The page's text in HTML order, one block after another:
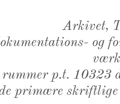
Arkivet,
og
p.t. 10323
primære